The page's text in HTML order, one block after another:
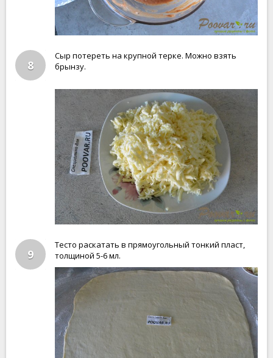
8
Сыр потереть на крупной терке. Можно взять
брынзу.
9
Тесто раскатать в прямоугольный тонкий пласт,
толщиной 5-6 мл.